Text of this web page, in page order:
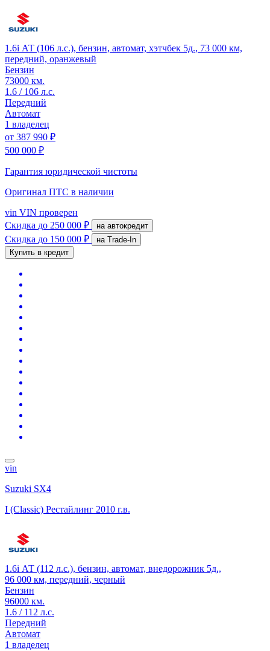
1.6i АТ (106 л.с.), бензин, автомат, хэтчбек 5д., 73 000 км,
передний, оранжевый
Бензин
73000 км.
1.6 / 106 л.с.
Передний
Автомат
1 владелец
от 387 990 ₽
500 000 ₽
Гарантия юридической чистоты
Оригинал ПТС в наличии
vin VIN проверен
Скидка до 250 000 ₽ на автокредит
Скидка до 150 000 ₽
на Trade-In
Купить в кредит
vin
Suzuki SX4
I (Classic) Рестайлинг 2010 г.в.
1.6i АТ (112 л.с.), бензин, автомат, внедорожник 5д.,
96 000 км, передний, черный
Бензин
96000 км.
1.6 / 112 л.с.
Передний
Автомат
1 владелец